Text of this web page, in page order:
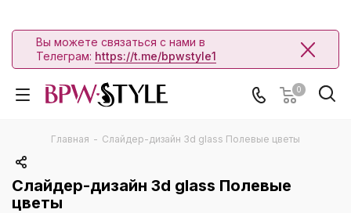
Вы можете связаться с нами в
Телеграм: https://t.me/bpwstyle1
0
Главная - Слайдер-дизайн 3d glass Полевые цветы
Слайдер-дизайн 3d glass Полевые
цветы